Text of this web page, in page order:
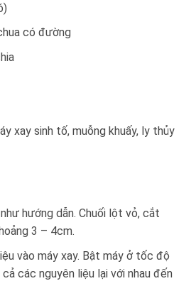
có đường
xay sinh tố, muỗng khuấy, ly thủy
hướng dẫn. Chuối lột vỏ, cắt
3 – 4cm.
vào máy xay. Bật máy ở tốc độ
các nguyên liệu lại với nhau đến